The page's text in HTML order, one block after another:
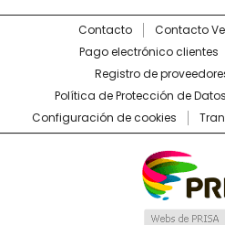
Contacto Contacto
Pago electrónico clientes
Registro de
Política de Protección de Datos
Configuración de cookies